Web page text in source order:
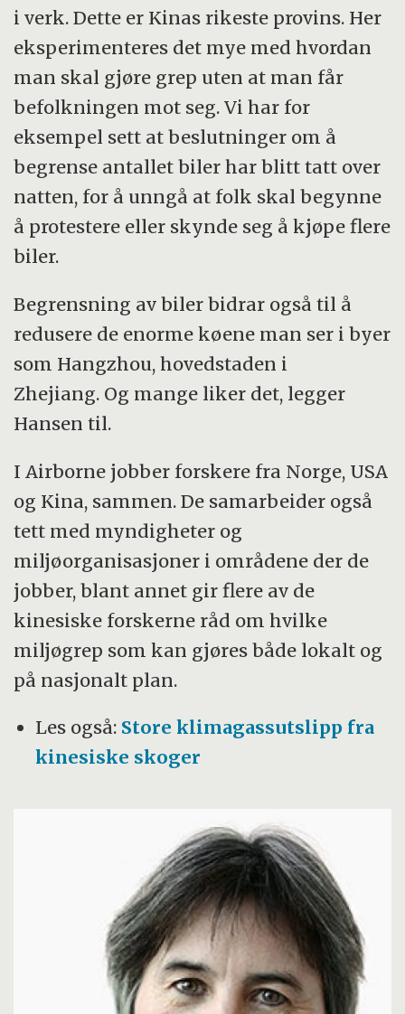
i verk. Dette er Kinas rikeste provins. Her
eksperimenteres det mye med hvordan
man skal gjøre grep uten at man får
befolkningen mot seg. Vi har for
eksempel sett at beslutninger om å
begrense antallet biler har blitt tatt over
natten, for å unngå at folk skal begynne
å protestere eller skynde seg å kjøpe flere
biler.
Begrensning av biler bidrar også til å
redusere de enorme køene man ser i byer
som Hangzhou, hovedstaden i
Zhejiang. Og mange liker det, legger
Hansen til.
I Airborne jobber forskere fra Norge, USA
og Kina, sammen. De samarbeider også
tett med myndigheter og
miljøorganisasjoner i områdene der de
jobber, blant annet gir flere av de
kinesiske forskerne råd om hvilke
miljøgrep som kan gjøres både lokalt og
på nasjonalt plan.
Les også: Store klimagassutslipp fra
kinesiske skoger